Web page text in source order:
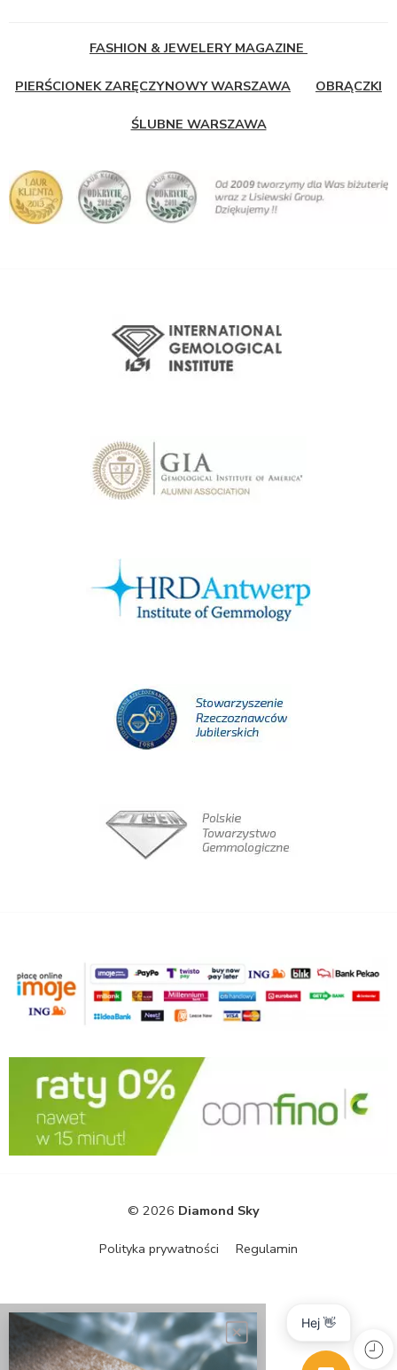
FASHION & JEWELERY MAGAZINE
PIERŚCIONEK ZARĘCZYNOWY WARSZAWA OBRĄCZKI
ŚLUBNE WARSZAWA
© 2026 Diamond Sky
Polityka prywatności Regulamin